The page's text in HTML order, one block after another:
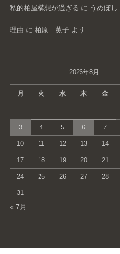
私的柏屋構想が過ぎる に うめぼし
理由 に 柏原 薫子 より
2026年8月
月 火 水 木 金
3 4 5 6 7
10 11 12 13 14
17 18 19 20 21
24 25 26 27 28
31
« 7月